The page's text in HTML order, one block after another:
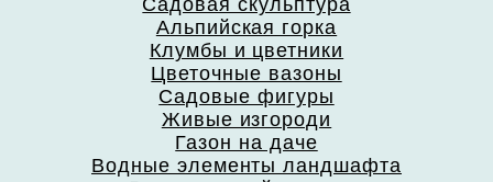
Садовая скульптура
Альпийская горка
Клумбы и цветники
Цветочные вазоны
Садовые фигуры
Живые изгороди
Газон на даче
Водные элементы ландшафта